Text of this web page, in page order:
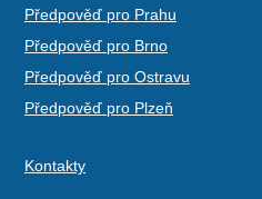
Předpověď pro Prahu
Předpověď pro Brno
Předpověď pro Ostravu
Předpověď pro Plzeň
Kontakty